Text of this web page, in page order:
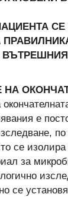
НА
е
се изолира
за
се